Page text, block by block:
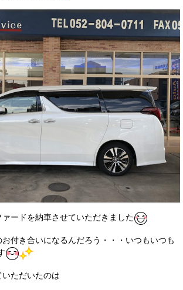
保証
内
ージ
グ
ードを納車させていただきました
付き合いになるんだろう・・・いつもいつも
ただいたのは